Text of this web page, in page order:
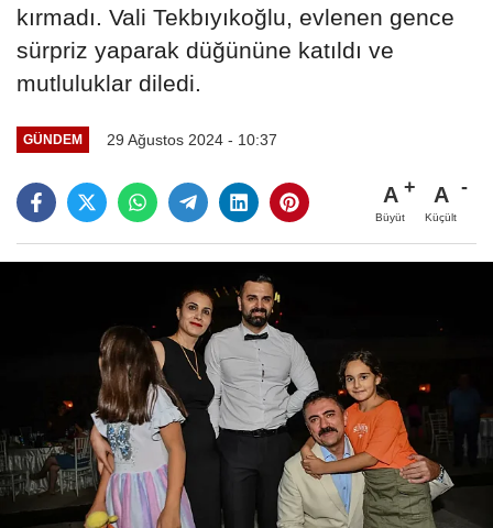
kırmadı. Vali Tekbıyıkoğlu, evlenen gence
sürpriz yaparak düğününe katıldı ve
mutluluklar diledi.
GÜNDEM 29 Ağustos 2024 - 10:37
A
Büyüt
A
Küçült